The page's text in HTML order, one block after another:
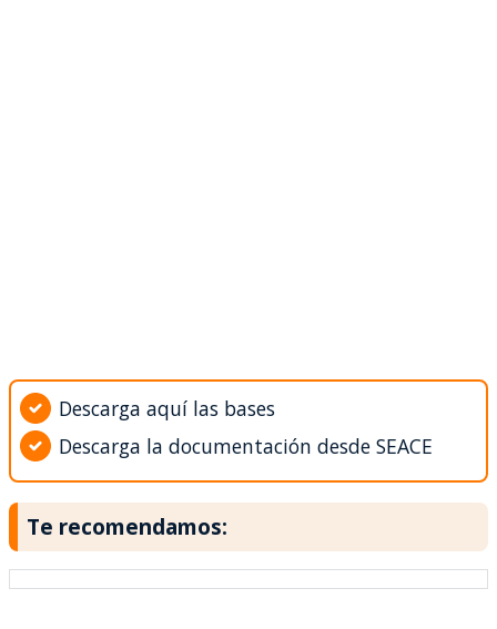
Descarga aquí las bases
Descarga la documentación desde SEACE
Te recomendamos: